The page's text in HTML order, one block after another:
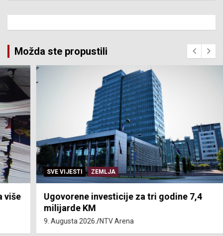
Možda ste propustili
SVE VIJESTI ZEMLJA
Ugovorene investicije za tri godine 7,4
milijarde KM
9. Augusta 2026. NTV Arena